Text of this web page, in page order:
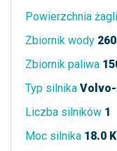
Powierzchnia żagli
Zbiornik wody
Zbiornik paliwa
Typ silnika
Liczba silników 1
Moc silnika 18.0